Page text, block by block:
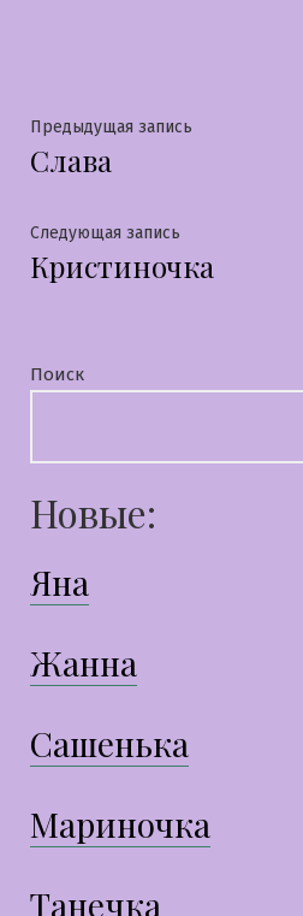
Навигация
по
записям
Предыдущая запись
Слава
Следующая запись
запись:
Кристиночка
Поиск
Новые:
Яна
Жанна
Сашенька
Мариночка
Танечка